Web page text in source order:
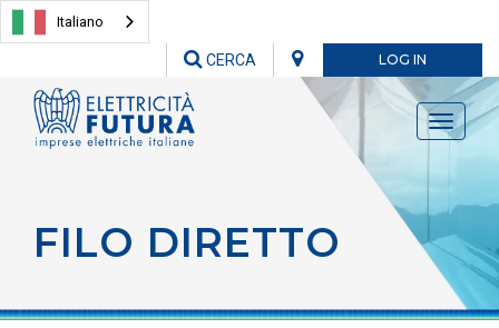
Italiano
LOG IN
CERCA
Toggle
FILO DIRETTO